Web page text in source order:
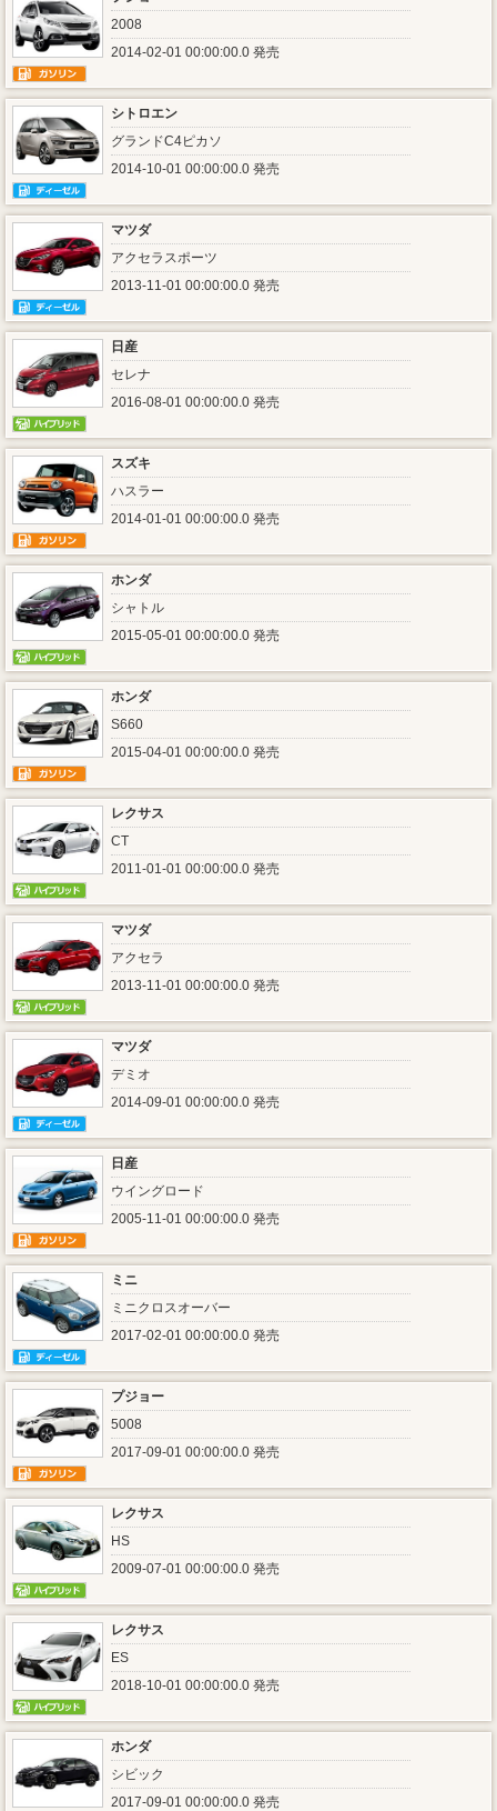
2008
2014-02-01 00:00:00.0 発売
シトロエン
グランドC4ピカソ
2014-10-01 00:00:00.0 発売
マツダ
アクセラスポーツ
2013-11-01 00:00:00.0 発売
日産
セレナ
2016-08-01 00:00:00.0 発売
スズキ
ハスラー
2014-01-01 00:00:00.0 発売
ホンダ
シャトル
2015-05-01 00:00:00.0 発売
ホンダ
S660
2015-04-01 00:00:00.0 発売
レクサス
CT
2011-01-01 00:00:00.0 発売
マツダ
アクセラ
2013-11-01 00:00:00.0 発売
マツダ
デミオ
2014-09-01 00:00:00.0 発売
日産
ウイングロード
2005-11-01 00:00:00.0 発売
ミニ
ミニクロスオーバー
2017-02-01 00:00:00.0 発売
プジョー
5008
2017-09-01 00:00:00.0 発売
レクサス
HS
2009-07-01 00:00:00.0 発売
レクサス
ES
2018-10-01 00:00:00.0 発売
ホンダ
シビック
2017-09-01 00:00:00.0 発売